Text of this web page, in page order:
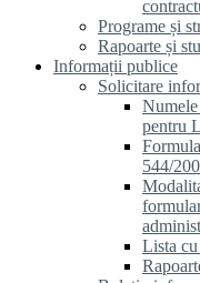
Programe și
Rapoarte și
Informații publice
Solicitare
Numele
pentru
544/
Lista